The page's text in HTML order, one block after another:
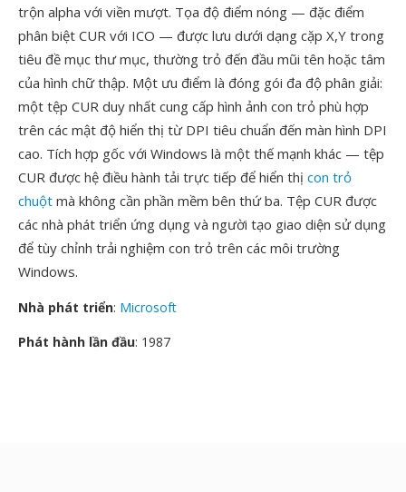
trộn alpha với viền mượt. Tọa độ điểm nóng — đặc điểm
phân biệt CUR với ICO — được lưu dưới dạng cặp X,Y trong
tiêu đề mục thư mục, thường trỏ đến đầu mũi tên hoặc tâm
của hình chữ thập. Một ưu điểm là đóng gói đa độ phân giải:
một tệp CUR duy nhất cung cấp hình ảnh con trỏ phù hợp
trên các mật độ hiển thị từ DPI tiêu chuẩn đến màn hình DPI
cao. Tích hợp gốc với Windows là một thế mạnh khác — tệp
CUR được hệ điều hành tải trực tiếp để hiển thị con trỏ
chuột mà không cần phần mềm bên thứ ba. Tệp CUR được
các nhà phát triển ứng dụng và người tạo giao diện sử dụng
để tùy chỉnh trải nghiệm con trỏ trên các môi trường
Windows.
Nhà phát triển: Microsoft
Phát hành lần đầu: 1987